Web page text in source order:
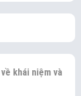
khái niệm và